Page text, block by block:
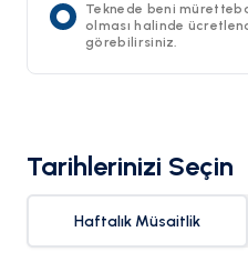
Teknede beni
olması halinde
görebilirsiniz.
Tarihlerinizi Seçin
Haftalık Müsaitlik